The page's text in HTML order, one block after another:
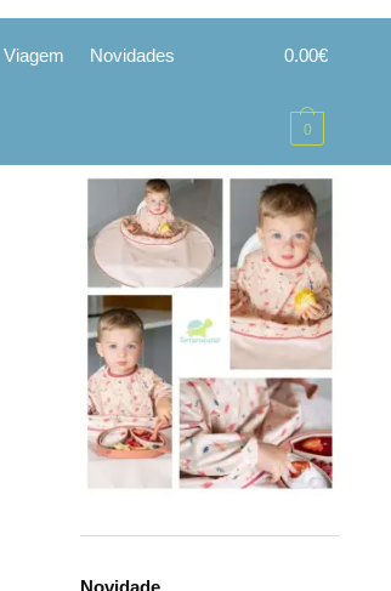
Viagem Novidades 0.00€
0
Novidade